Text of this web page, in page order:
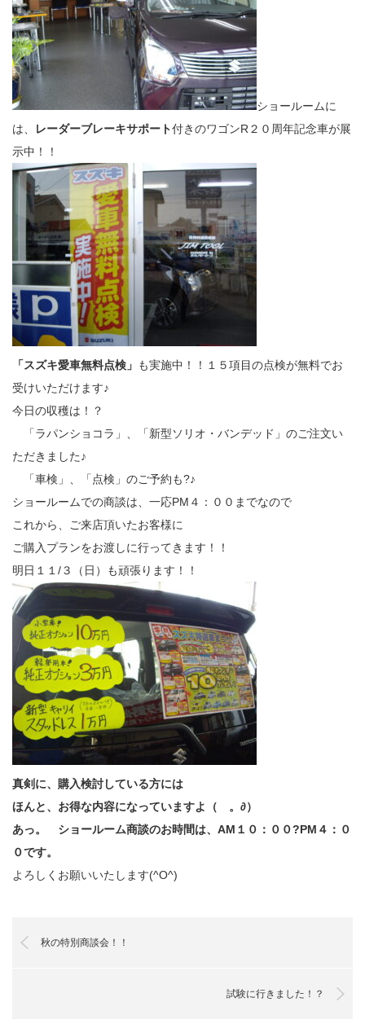
ショールームに
は、
レーダーブレーキサポート付きのワゴンR２０周年記念車が展
示中！！
「スズキ愛車無料点検」 も実施中！！１５項目の点検が無料でお
受けいただけます♪
今日の収穫は！？
「ラパンショコラ」、「新型ソリオ・バンデッド」のご注文い
ただきました♪
「車検」、「点検」のご予約も?♪
ショールームでの商談は、一応PM４：００までなので
これから、ご来店頂いたお客様に
ご購入プランをお渡しに行ってきます！！
明日１１/３（日）も頑張ります！！
真剣に、購入検討している方には
ほんと、お得な内容になっていますよ（ゝ。∂）
あっ。 ショールーム商談のお時間は、AM１０：００?PM４：０
０です。
よろしくお願いいたします(^O^)
秋の特別商談会！！
試験に行きました！？